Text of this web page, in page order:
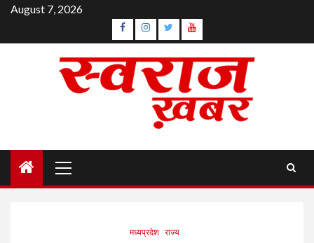
Skip
content
August 7, 2026
Facebook
Instagram
TwitterYouTube
Menu
मध्यप्रदेश राज्य